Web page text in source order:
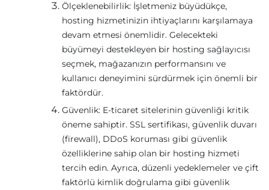
Ölçeklenebilirlik: İşletmeniz büyüdükçe,
hosting hizmetinizin ihtiyaçlarını karşılamaya
devam etmesi önemlidir. Gelecekteki
büyümeyi destekleyen bir hosting sağlayıcısı
seçmek, mağazanızın performansını ve
kullanıcı deneyimini sürdürmek için önemli bir
faktördür.
Güvenlik: E-ticaret sitelerinin güvenliği kritik
öneme sahiptir. SSL sertifikası, güvenlik duvarı
(firewall), DDoS koruması gibi güvenlik
özelliklerine sahip olan bir hosting hizmeti
tercih edin. Ayrıca, düzenli yedeklemeler ve çift
faktörlü kimlik doğrulama gibi güvenlik